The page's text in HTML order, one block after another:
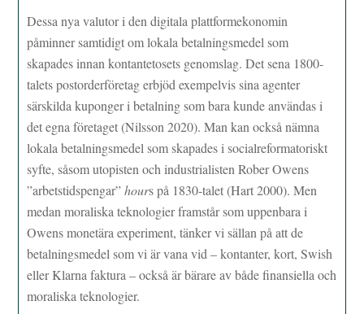
Dessa nya valutor i den digitala plattformekonomin
påminner samtidigt om lokala betalningsmedel som
skapades innan kontantetosets genomslag. Det sena 1800-
talets postorderföretag erbjöd exempelvis sina agenter
särskilda kuponger i betalning som bara kunde användas i
det egna företaget (Nilsson 2020). Man kan också nämna
lokala betalningsmedel som skapades i socialreformatoriskt
syfte, såsom utopisten och industrialisten Rober Owens
”arbetstidspengar”hours på 1830-talet (Hart 2000). Men
medan moraliska teknologier framstår som uppenbara i
Owens monetära experiment, tänker vi sällan på att de
betalningsmedel som vi är vana vid – kontanter, kort, Swish
eller Klarna faktura – också är bärare av både finansiella och
moraliska teknologier.